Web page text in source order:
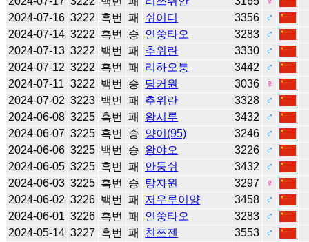
2024-07-16 3222 흑번 패 쉬이디 3356
♂
2024-07-14 3222 흑번 승 인쑹타오 3283
♂
2024-07-13 3222 백번 패 추위란 3330
♂
2024-07-12 3222 흑번 패 리하오퉁 3442
♂
2024-07-11 3222 백번 승 딩커원 3036
♀
2024-07-02 3223 백번 패 추위란 3328
♂
2024-06-08 3225 흑번 패 왕시루 3432
♂
2024-06-07 3225 흑번 승 양이(95) 3246
♂
2024-06-06 3225 백번 승 왕야오 3226
♂
2024-06-05 3225 흑번 패 안둥쉬 3432
♂
2024-06-03 3225 흑번 승 탕자원 3297
♀
2024-06-02 3226 백번 패 저우루이양 3458
♂
2024-06-01 3226 흑번 패 인쑹타오 3283
♂
2024-05-14 3227 흑번 패 천쯔젠 3553
♂